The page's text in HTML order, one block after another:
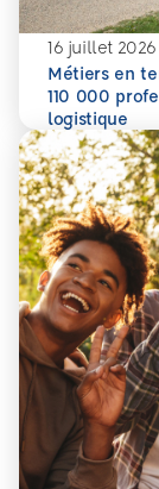
16 juillet 2026
Métiers en
110 000
logistique
En savoir plus
Métiers en